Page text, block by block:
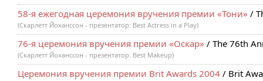
58-я ежегодная церемония вручения премии «Тони» /
(Скарлетт Йоханссон - презентатор: Best Actress in a Play)
76-я церемония вручения премии «Оскар» / The 76th
(Скарлетт Йоханссон - презентатор: Best Makeup)
Церемония вручения премии Brit Awards 2004 / Brit